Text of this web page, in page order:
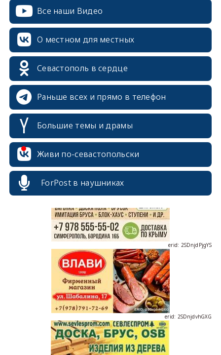
Все наши Видео
О местном для местных
Севастополь в сердце
Раньше всех и прямо в телефон
Большие темы и драмы
Живи по-севастопольски
ForPost в наушниках
erid: 2SDnjcrDNw6
erid: 2SDnjdvhGXG